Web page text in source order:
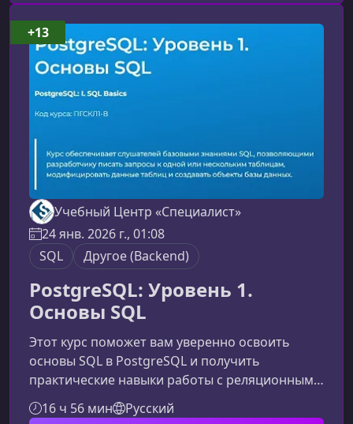
системами. Материал подаётся
структурировано и подходит как для
разработчиков, так и для специалистов по
инфраструктуре, стремящихся улучшить
навык работы с реляционными базами
данных.Ключевые возможн
Учебный Центр «Специалист»
24 янв. 2026 г., 01:08
SQL
Другое (Backend)
PostgreSQL: Уровень 1.
Основы SQL
Этот курс поможет вам уверенно освоить
основы SQL в PostgreSQL и получить
практические навыки работы с реляционными
базами данных, необходимыми для
разработки, аналитики и
16 ч 56 мин Русский
+13